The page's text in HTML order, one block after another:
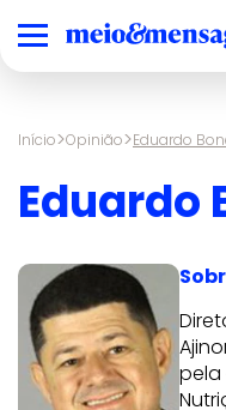
Início>Opinião>Eduardo
Eduardo
pela